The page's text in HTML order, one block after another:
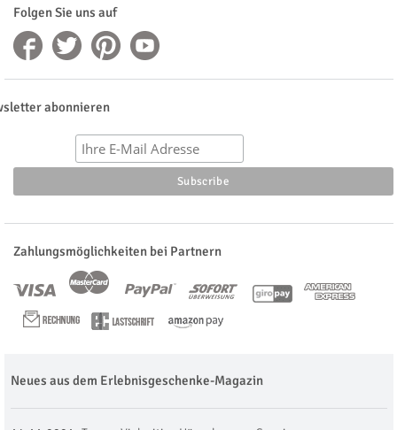
Folgen Sie uns auf
abonnieren
Zahlungsmöglichkeiten bei Partnern
Neues aus dem Erlebnisgeschenke-Magazin